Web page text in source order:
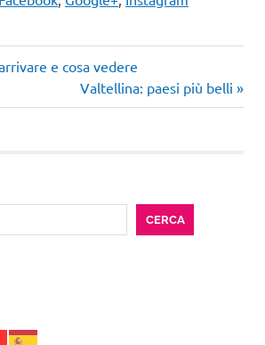
e cosa vedere
Articolo
successivo:
Valtellina: paesi più belli
CERCA